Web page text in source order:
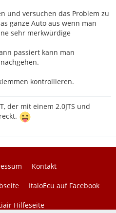
und versuchen das Problem zu
ganze Auto aus wenn man
sehr merkwürdige
passiert kann man
kontrollieren.
der mit einem 2.0JTS und
Kontakt
ItaloEcu auf Facebook
Hilfeseite